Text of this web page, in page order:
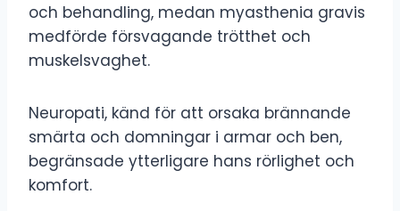
och behandling, medan myasthenia gravis
medförde försvagande trötthet och
muskelsvaghet.
Neuropati, känd för att orsaka brännande
smärta och domningar i armar och ben,
begränsade ytterligare hans rörlighet och
komfort.